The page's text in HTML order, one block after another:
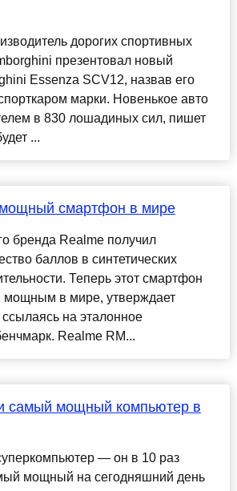
дорогих спортивных
презентовал новый
Essenza SCV12, назвав его
марки. Новенькое авто
в 830 лошадиных сил, пишет
...
смартфон в мире
бренда Realme получил
баллов в синтетических
Теперь этот смартфон
мощным в мире, утверждает
на эталонное
Realme RM...
самый мощный компьютер в
— он в 10 раз
мощный на сегодняшний день